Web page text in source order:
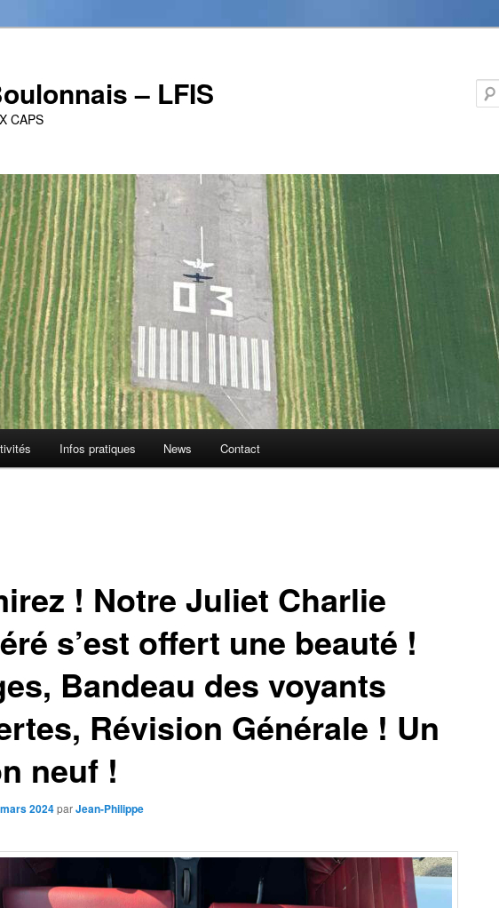
– LFIS
CAPS
Infos pratiques News Contact
! Notre Juliet Charlie
s’est offert une beauté !
Bandeau des voyants
Révision Générale ! Un
neuf !
2024parJean-Philippe